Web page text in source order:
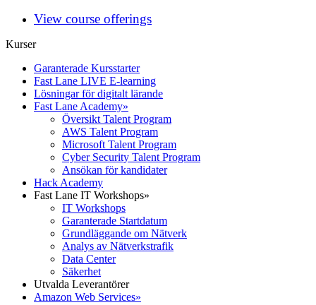
View course offerings
Kurser
Garanterade Kursstarter
Fast Lane LIVE E-learning
Lösningar för digitalt lärande
Fast Lane Academy»
Översikt Talent Program
AWS Talent Program
Microsoft Talent Program
Cyber Security Talent Program
Ansökan för kandidater
Hack Academy
Fast Lane IT Workshops»
IT Workshops
Garanterade Startdatum
Grundläggande om Nätverk
Analys av Nätverkstrafik
Data Center
Säkerhet
Utvalda Leverantörer
Amazon Web Services»